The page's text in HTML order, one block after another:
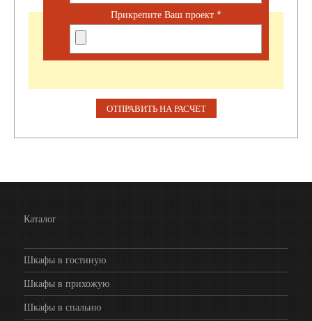
Прикрепите Ваш проект *
Каталог
Шкафы в гостиную
Шкафы в прихожую
Шкафы в спальню